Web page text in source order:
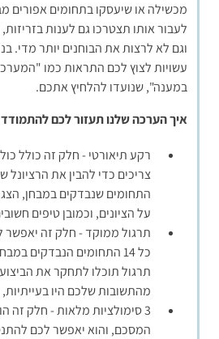
מכשילה או שיעסקו בתחומים אפורים
לעבור אותו תצטרכו גם לענות
וגם לא לרצות את הבוחנים יותר מדי.
עשויות לצוץ לכם התראות כמו
במענה", שנועדו להלחיץ אתכם.
איך הערכה שלנו תעזור לכם
רקע תיאורטי - חלק זה כולל
צריכים כדי להבין את
התחומים שנבדקים במבחן,
על הציונים, וכמובן טיפים
תרגול ממוקד - חלק זה יאפשר
כל 14 התחומים הנבדקים
תרגול תוכלו לתחקר את
מהתשובות שלכם היו
3 סימולציות מלאות - חלק זה
המסכם, והוא יאפשר לכם